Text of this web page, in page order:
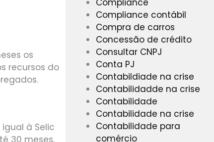
os
recursos do
à Selic
Compliance contábil
Compra de carros
Concessão de crédito
Consultar CNPJ
Conta PJ
Contabildiade na crise
Contabilidadde na crise
Contabilidade
Contabilidade na crise
Contabilidade para
comércio